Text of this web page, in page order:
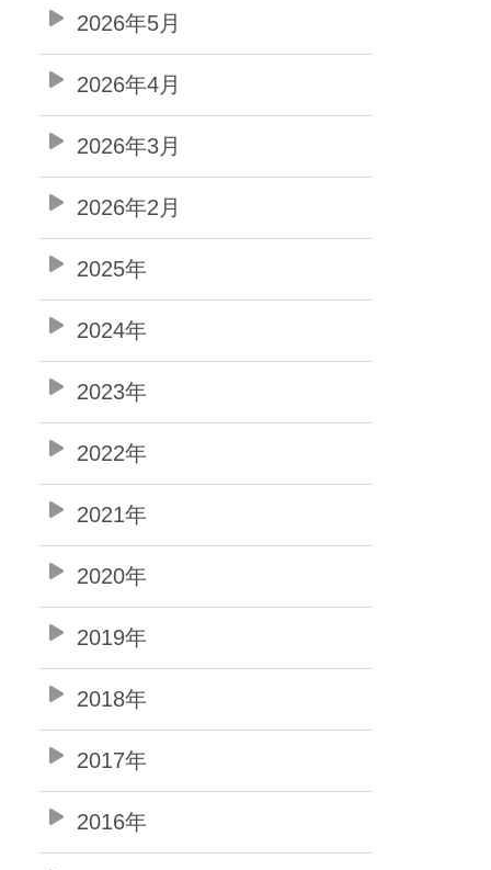
2026年5月
2026年4月
2026年3月
2026年2月
2025年
2024年
2023年
2022年
2021年
2020年
2019年
2018年
2017年
2016年